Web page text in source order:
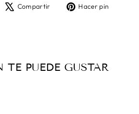
CompartirCompartir
TuitearHacer pin
TE PUEDE GUSTAR